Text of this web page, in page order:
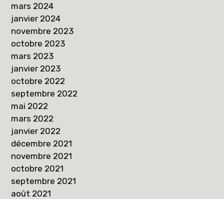
mars 2024
janvier 2024
novembre 2023
octobre 2023
mars 2023
janvier 2023
octobre 2022
septembre 2022
mai 2022
mars 2022
janvier 2022
décembre 2021
novembre 2021
octobre 2021
septembre 2021
août 2021